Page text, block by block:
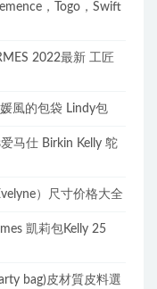
，Togo，Swift
2022最新 工匠
風的包袋 Lindy包
马仕 Birkin Kelly 鸵
）尺寸价格大全
凱莉包Kelly 25
bag)皮材質皮料選